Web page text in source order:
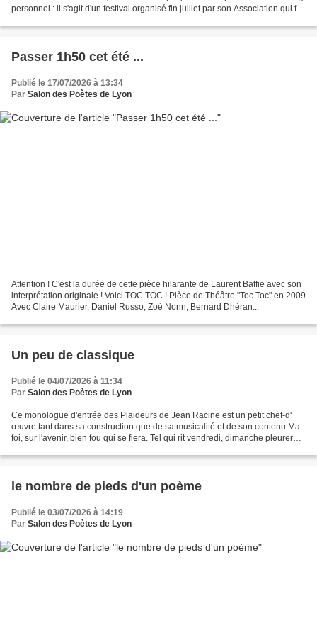
personnel : il s'agit d'un festival organisé fin juillet par son Association qui fait
Passer 1h50 cet été ...
Publié le 17/07/2026 à 13:34
Par Salon des Poètes de Lyon
Attention ! C'est la durée de cette pièce hilarante de Laurent Baffie avec son
interprétation originale ! Voici TOC TOC ! Pièce de Théâtre "Toc Toc" en 2009
Avec Claire Maurier, Daniel Russo, Zoé Nonn, Bernard Dhéran...
Un peu de classique
Publié le 04/07/2026 à 11:34
Par Salon des Poètes de Lyon
Ce monologue d'entrée des Plaideurs de Jean Racine est un petit chef-d'
œuvre tant dans sa construction que de sa musicalité et de son contenu Ma
foi, sur l'avenir, bien fou qui se fiera. Tel qui rit vendredi, dimanche pleurera.
le nombre de pieds d'un poème
Publié le 03/07/2026 à 14:19
Par Salon des Poètes de Lyon